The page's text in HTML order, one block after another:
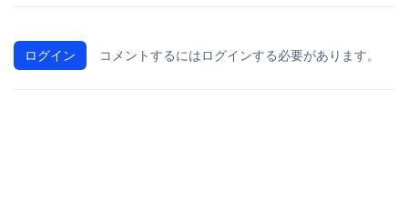
ログイン コメントするにはログインする必要があります。